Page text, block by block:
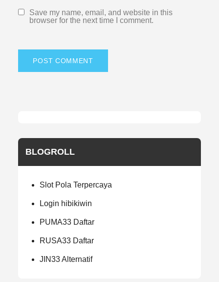
Save my name, email, and website in this
browser for the next time I comment.
BLOGROLL
Slot Pola Terpercaya
Login hibikiwin
PUMA33 Daftar
RUSA33 Daftar
JIN33 Alternatif